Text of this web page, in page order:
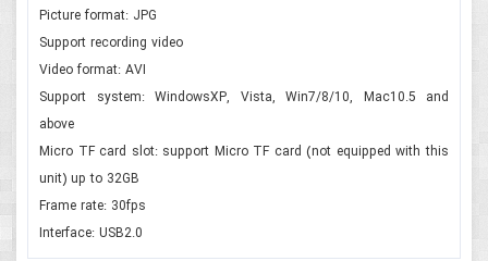
Picture format: JPG
Support recording video
Video format: AVI
Support system: WindowsXP, Vista, Win7/8/10, Mac10.5 and
above
Micro TF card slot: support Micro TF card (not equipped with this
unit) up to 32GB
Frame rate: 30fps
Interface: USB2.0